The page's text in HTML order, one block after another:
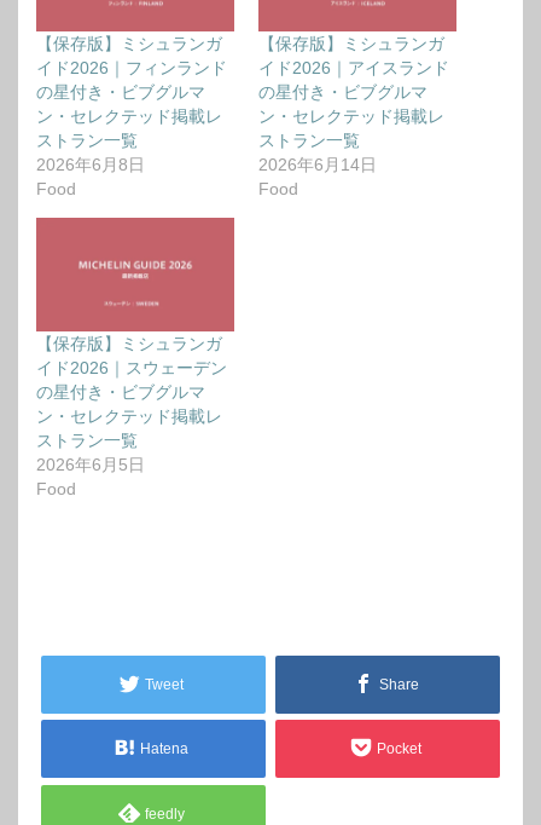
【保存版】ミシュランガ
イド2026｜フィンランド
の星付き・ビブグルマ
ン・セレクテッド掲載レ
ストラン一覧
2026年6月8日
Food
【保存版】ミシュランガ
イド2026｜アイスランド
の星付き・ビブグルマ
ン・セレクテッド掲載レ
ストラン一覧
2026年6月14日
Food
【保存版】ミシュランガ
イド2026｜スウェーデン
の星付き・ビブグルマ
ン・セレクテッド掲載レ
ストラン一覧
2026年6月5日
Food
Tweet Share
Hatena Pocket
feedly